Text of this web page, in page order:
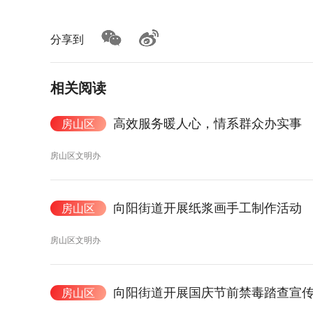
分享到
相关阅读
房山区 高效服务暖人心，情系群众办实事
房山区文明办
房山区 向阳街道开展纸浆画手工制作活动
房山区文明办
房山区 向阳街道开展国庆节前禁毒踏查宣